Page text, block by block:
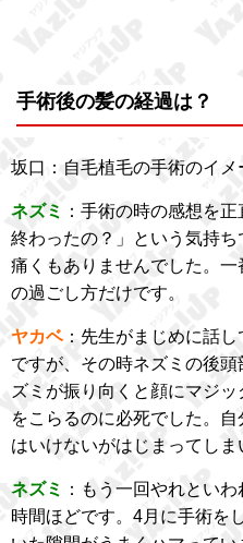
手術後の髪の経過は？
坂口：自毛植毛の手術のイメ
ネズミ
：手術の時の感想を
終わったの？」という気持ち
痛くもありませんでした。
の過ごし方だけです。
ヤカベ：先生がまじめに話
ですが、その時ネズミの後
ズミが振り向くと顔にマジ
をこらるのに必死でした。
はいけないがはじまってしま
ネズミ
：もう一回やれとい
時間ほどです。4月に手術を